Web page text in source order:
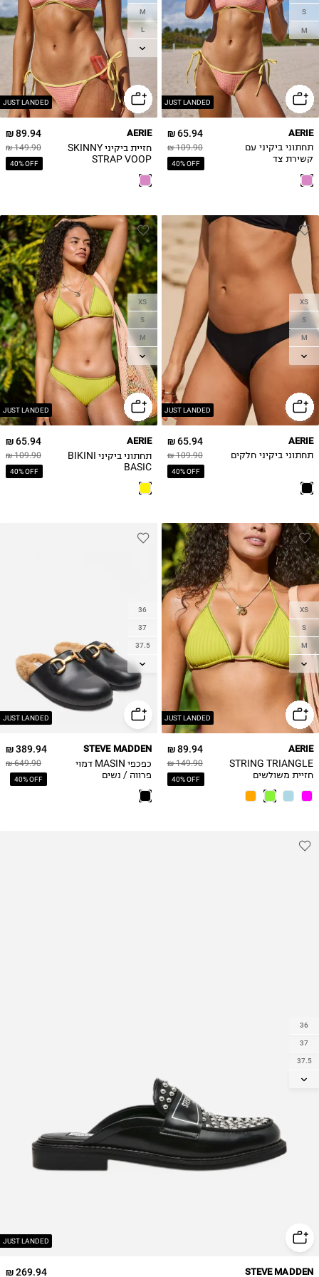
JUST LANDED
S
M
65.94 ₪
109.90 ₪
40% OFF
AERIE
תחתוני ביקיני עם
קשירת צד
JUST LANDED
M
L
XL
89.94 ₪
149.90 ₪
40% OFF
AERIE
חזיית ביקיני SKINNY
STRAP VOOP
JUST LANDED
XS
S
M
L
65.94 ₪
109.90 ₪
40% OFF
AERIE
תחתוני ביקיני חלקים
JUST LANDED
XS
S
M
L
XL
65.94 ₪
109.90 ₪
40% OFF
AERIE
תחתוני ביקיני BIKINI
BASIC
JUST LANDED
XS
S
M
L
XL
89.94 ₪
149.90 ₪
40% OFF
AERIE
STRING TRIANGLE
חזיית משולשים
JUST LANDED
36
37
37.5
38
38.5
40
389.94 ₪
649.90 ₪
40% OFF
STEVE MADDEN
כפכפי MASIN דמוי
פרווה / נשים
JUST LANDED
36
37
37.5
38
269.94 ₪ STEVE MADDEN